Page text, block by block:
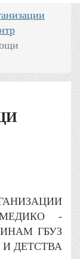
МЕДИКО -
ГБУЗ
ДЕТСТВА